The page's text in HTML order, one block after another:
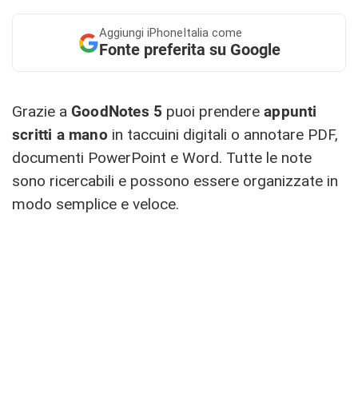
Aggiungi iPhoneItalia come
Fonte preferita su Google
Grazie a GoodNotes 5 puoi prendereappunti
scritti a mano in taccuini digitali o annotare PDF,
documenti PowerPoint e Word. Tutte le note
sono ricercabili e possono essere organizzate in
modo semplice e veloce.